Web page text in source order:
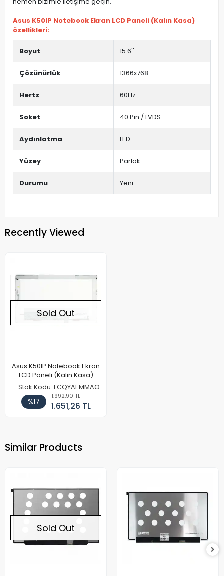
Asus K50IP Notebook Ekran LCD Paneli (Kalın Kasa)
özellikleri:
Boyut 15.6''
Çözünürlük 1366x768
Hertz 60Hz
Soket 40 Pin / LVDS
Aydınlatma LED
Yüzey Parlak
Durumu Yeni
Recently Viewed
Sold Out
Asus K50IP Notebook Ekran
LCD Paneli (Kalın Kasa)
Stok Kodu: FCQYAEMMAO
%17
1.992,90 TL
1.651,26 TL
Similar Products
Sold Out